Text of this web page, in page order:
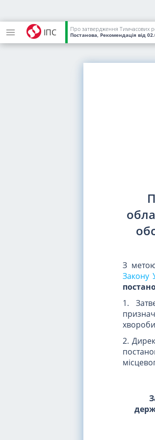
ІПС Про затвердження Тимчасових
Постанова, Рекомендація від
З
Закону
1.
2.